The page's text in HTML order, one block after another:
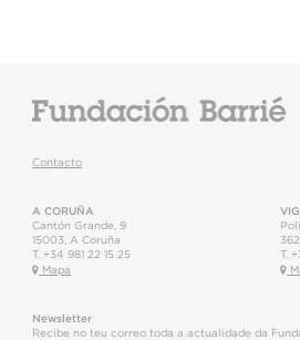
Contacto
A CORUÑA
Cantón Grande, 9
15003
A Coruña
T. +34 981 22 15 25
Mapa
T.
Newsletter
Recibe no teu correo toda a actualidade da